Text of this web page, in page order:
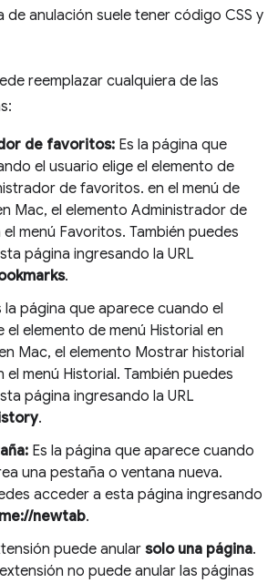
de anulación suele tener código CSS y
reemplazar cualquiera de las
de favoritos: Es la página que
el usuario elige el elemento de
de favoritos. en el menú de
Mac, el elemento Administrador de
menú Favoritos. También puedes
página ingresando la URL
.
la página que aparece cuando el
el elemento de menú Historial en
Mac, el elemento Mostrar historial
el menú Historial. También puedes
página ingresando la URL
.
Es la página que aparece cuando
una pestaña o ventana nueva.
acceder a esta página ingresando
newtab.
puede anular solo una página.
no puede anular las páginas